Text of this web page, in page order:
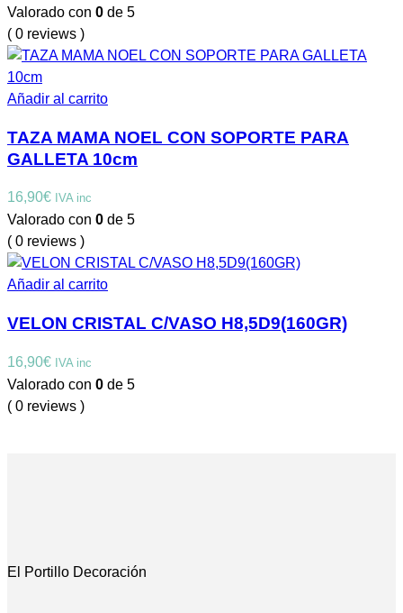
Valorado con 0 de 5
( 0 reviews )
Añadir al carrito
TAZA MAMA NOEL CON SOPORTE PARA
GALLETA 10cm
16,90€ IVA inc
Valorado con 0 de 5
( 0 reviews )
Añadir al carrito
VELON CRISTAL C/VASO H8,5D9(160GR)
16,90€ IVA inc
Valorado con 0 de 5
( 0 reviews )
El Portillo Decoración